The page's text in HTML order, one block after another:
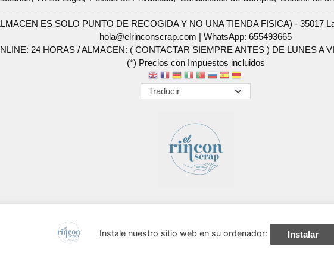
ES SOLO PUNTO DE RECOGIDA Y NO UNA TIENDA FISICA) - 35017
hola@elrinconscrap.com |WhatsApp: 655493665
24 HORAS / ALMACEN: ( CONTACTAR SIEMPRE ANTES ) DE LUNES A
(*) Precios con Impuestos incluidos
Instale nuestro sitio web en su ordenador: Instalar